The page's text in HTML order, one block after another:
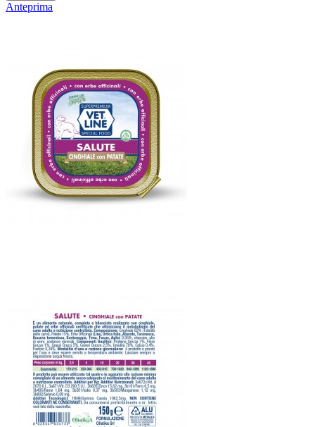
Anteprima